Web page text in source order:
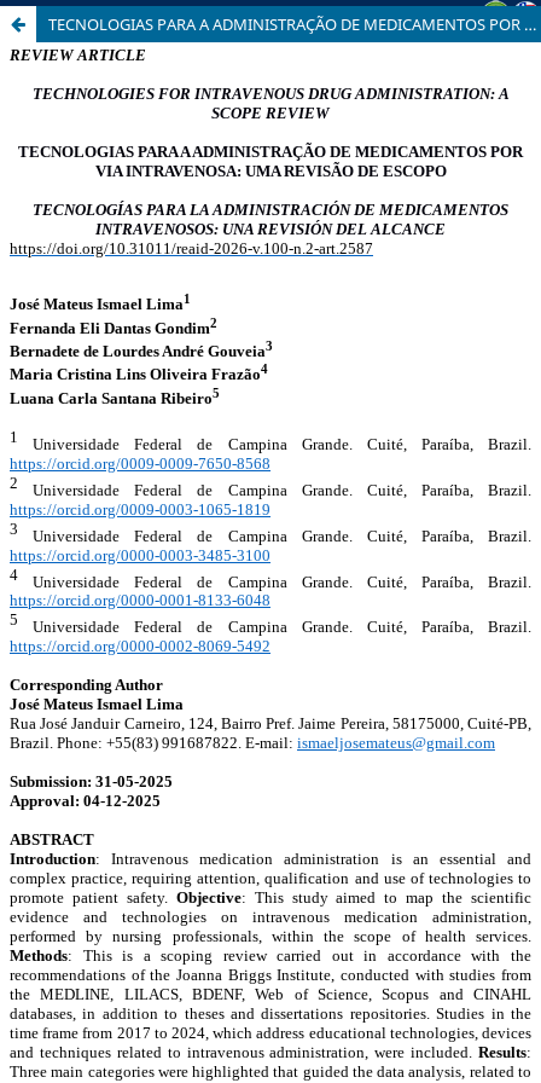
TECNOLOGIAS PARA A ADMINISTRAÇÃO DE MEDICAMENTOS POR VIA INTRAVENOSA: UMA REVISÃO DE ESCOPO